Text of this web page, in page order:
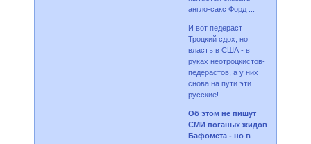
англо-сакс Форд ...
И вот педераст
Троцкий сдох, но
властъ в США - в
руках неотроцкистов-
педерастов, а у них
снова на пути эти
русские!
Об этом не пишут
СМИ поганых жидов
Бафомета - но в